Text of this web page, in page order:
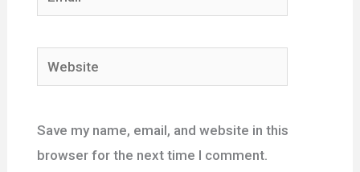
Website
Save my name, email, and website in this
browser for the next time I comment.